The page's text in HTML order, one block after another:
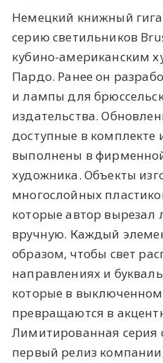
Немецкий книжный
серию светильников
кубино-американским
Пардо. Ранее он
и лампы для
издательства.
доступные в комплекте
выполнены в
художника. Объекты
многослойных
которые автор вырезал
вручную. Каждый
образом, чтобы свет
направлениях и
которые в выключенном
превращаются в
Лимитированная серия
первый релиз